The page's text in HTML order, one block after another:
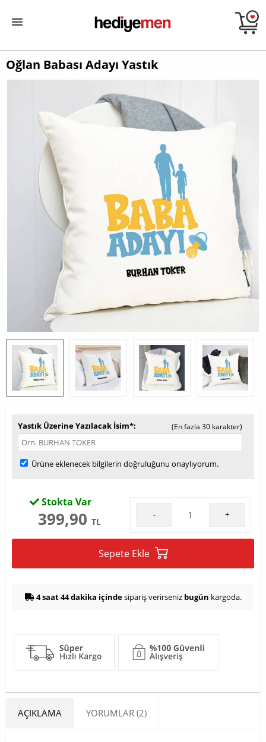
Oğlan Babası Adayı Yastık
Yastık Üzerine Yazılacak İsim* (En fazla 30 karakter)
Ürüne eklenecek bilgilerin doğruluğunu onaylıyorum.
Stokta Var
399,90 TL
- +
Sepete Ekle
4 saat 44 dakika içindesipariş verirseniz bugün kargoda.
AÇIKLAMA YORUMLAR (2)